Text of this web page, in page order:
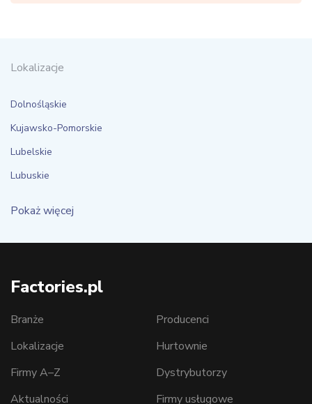
Lokalizacje
Dolnośląskie
Kujawsko-Pomorskie
Lubelskie
Lubuskie
Pokaż więcej
Factories.pl
Branże
Lokalizacje
Firmy A–Z
Aktualności
Producenci
Hurtownie
Dystrybutorzy
Firmy usługowe